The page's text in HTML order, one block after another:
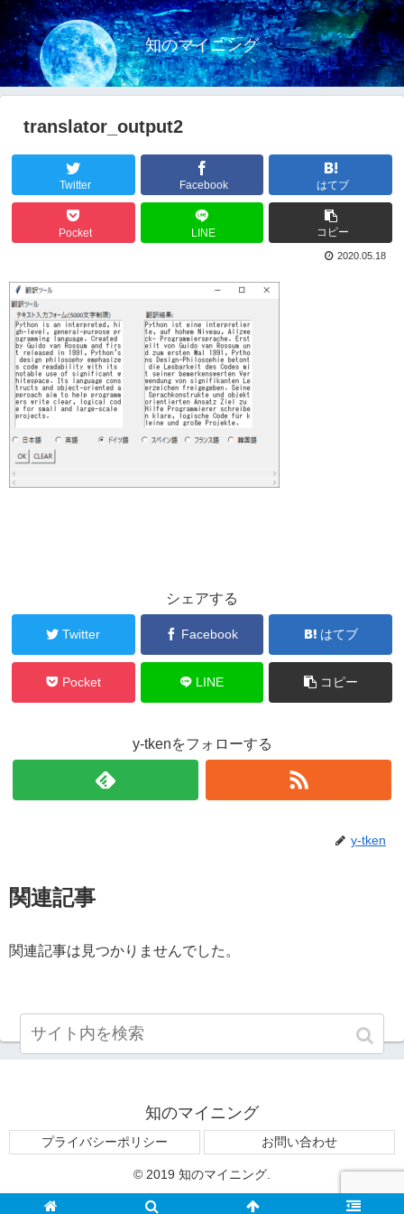
知のマイニング
translator_output2
Twitter Facebook はてブ
Pocket LINE コピー
2020.05.18
シェアする
Twitter Facebook はてブ
Pocket LINE コピー
y-tkenをフォローする
y-tken
関連記事
関連記事は見つかりませんでした。
知のマイニング
プライバシーポリシー お問い合わせ
© 2019 知のマイニング.